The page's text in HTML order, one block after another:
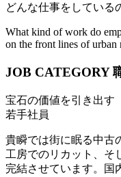
どんな仕事をしている
What kind of work do
on the front lines of urban
JOB CATEGORY
宝石の価値を引き出す
若手社員
貴瞬では街に眠る中古
工房でのリカット、そ
完結させています。国